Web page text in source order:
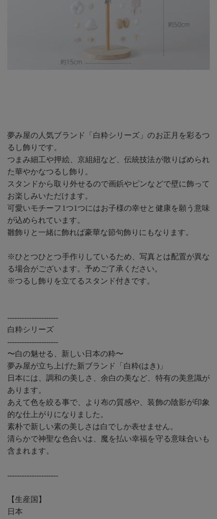
夢み屋の人気ブランド「白粋シリーズ」のお正月を彩るつ
るし飾りです。
つまみ細工や押絵、京組紐など、伝統技法が散りばめられ
た華やかなつるし飾り。
スタンドから取り外せるので画鋲やピンなどで壁に飾って
お楽しみいただけます。
可愛いモチーフ1つ1つにはお子様の幸せと健康を願う意味
が込められています。
雛飾りと一緒に飾れば豪華な節句飾りにもなります。
※ひとつひとつ手作りしているため、写真とは配置が異な
る場合がございます。予めご了承ください。
※つるし飾りを立てるスタンド付きです。
---------------------
白粋シリーズ
---------------------
〜白の魅せる、新しい日本の粋〜
夢み屋が立ち上げた新ブランド「白粋(はき)」
日本には、調和の美しさ、余白の美など、特有の美意識が
あります。
あえて色を絞る事で、より布の質感や、装飾の陰影が印象
的な仕上がりになりました。
素朴で新しい素の美しさは白でしか表せません。
清らかで神聖な色合いは、魔を払い幸福を守る意味合いも
含まれます。
---------------------
【生産国】
日本